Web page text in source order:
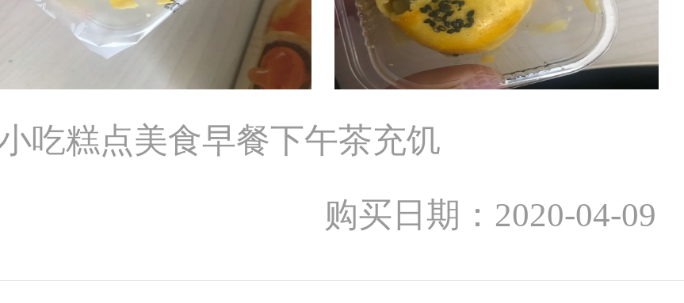
吃糕点美食早餐下午茶充饥
购买日期：2020-04-09